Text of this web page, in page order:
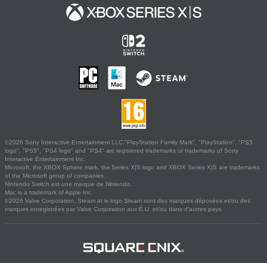
©2026 Sony Interactive Entertainment LLC."PlayStation Family Mark", "PlayStation", "PS5
logo", "PS5", "PS4 logo" and "PS4" are registered trademarks or trademarks of Sony
Interactive Entertainment Inc.
Microsoft, the XBOX Sphere mark, the Series X|S logo and XBOX Series X|S are trademarks
of the Microsoft group of companies.
Nintendo Switch est une marque de Nintendo.
Mac is a trademark of Apple Inc.
©2026 Valve Corporation. Steam et le logo Steam sont des marques déposées et/ou des
marques enregistrées par Valve Corporation aux É.U. et/ou dans d'autres pays.